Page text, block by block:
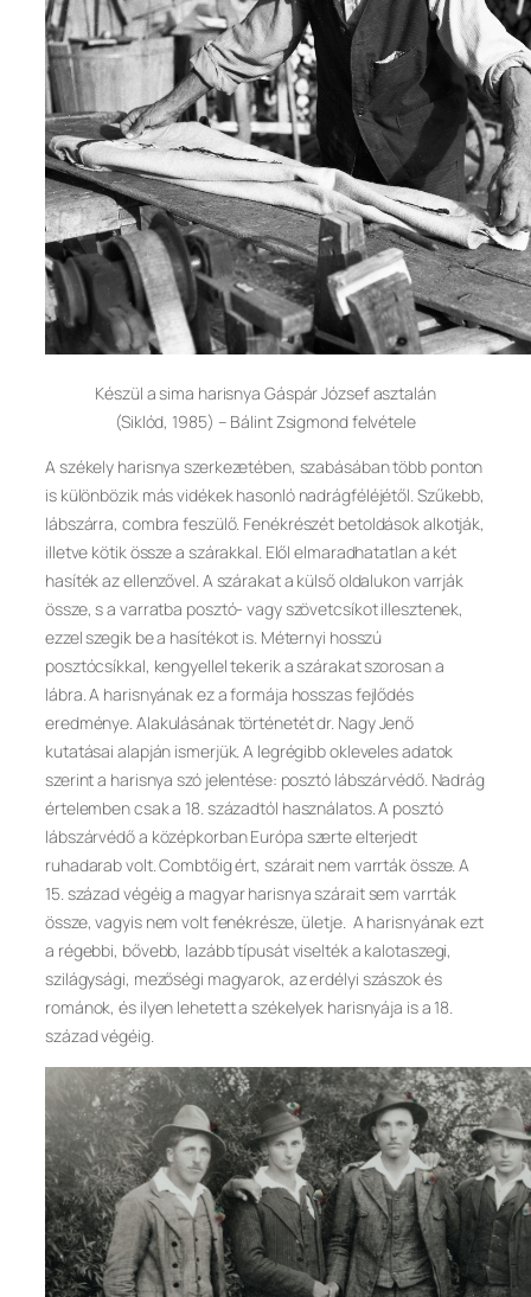
Készül a sima harisnya Gáspár József asztalán
(Siklód, 1985) – Bálint Zsigmond felvétele
A székely harisnya szerkezetében, szabásában több ponton
is különbözik más vidékek hasonló nadrágféléjétől. Szűkebb,
lábszárra, combra feszülő. Fenékrészét betoldások alkotják,
illetve kötik össze a szárakkal. Elől elmaradhatatlan a két
hasíték az ellenzővel. A szárakat a külső oldalukon varrják
össze, s a varratba posztó- vagy szövetcsíkot illesztenek,
ezzel szegik be a hasítékot is. Méternyi hosszú
posztócsíkkal, kengyellel tekerik a szárakat szorosan a
lábra. A harisnyának ez a formája hosszas fejlődés
eredménye. Alakulásának történetét dr. Nagy Jenő
kutatásai alapján ismerjük. A legrégibb okleveles adatok
szerint a harisnya szó jelentése: posztó lábszárvédő. Nadrág
értelemben csak a 18. századtól használatos. A posztó
lábszárvédő a középkorban Európa szerte elterjedt
ruhadarab volt. Combtőig ért, szárait nem varrták össze. A
15. század végéig a magyar harisnya szárait sem varrták
össze, vagyis nem volt fenékrésze, ületje. A harisnyának ezt
a régebbi, bővebb, lazább típusát viselték a kalotaszegi,
szilágysági, mezőségi magyarok, az erdélyi szászok és
románok, és ilyen lehetett a székelyek harisnyája is a 18.
század végéig.